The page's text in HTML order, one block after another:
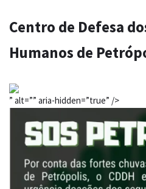
Centro de Defesa
Humanos de
” alt=”” aria-hidden=”true” />